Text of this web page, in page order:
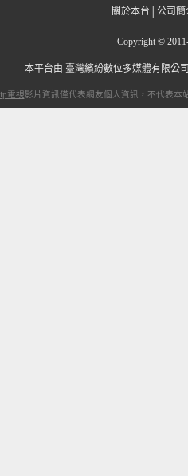
關於本台 公司簡
Copyright ©
本平台由 臺灣繽紛數位多媒體有限公
ip電視影片資訊僅代表網友個人資訊，不代表本